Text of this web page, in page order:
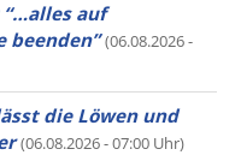
auf
beenden” (06.08.2026 -
die Löwen und
(06.08.2026 - 07:00 Uhr)